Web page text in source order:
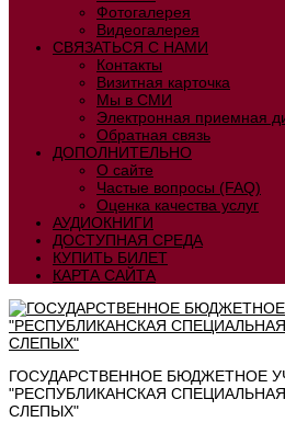
Фотогалерея
Видеогалерея
СВЯЗАТЬСЯ С НАМИ
Контакты
Визитная карточка
Мы в СМИ
Электронная приемная
Обратная связь
ДОПОЛНИТЕЛЬНО
О сайте
Частые вопросы (FAQ)
Оценка качества услуг
АУДИОКНИГИ
ДОСТУПНАЯ СРЕДА
КУПИТЬ БИЛЕТ
КАРТА САЙТА
ГОСУДАРСТВЕННОЕ БЮДЖЕТНОЕ
"РЕСПУБЛИКАНСКАЯ
СЛЕПЫХ"